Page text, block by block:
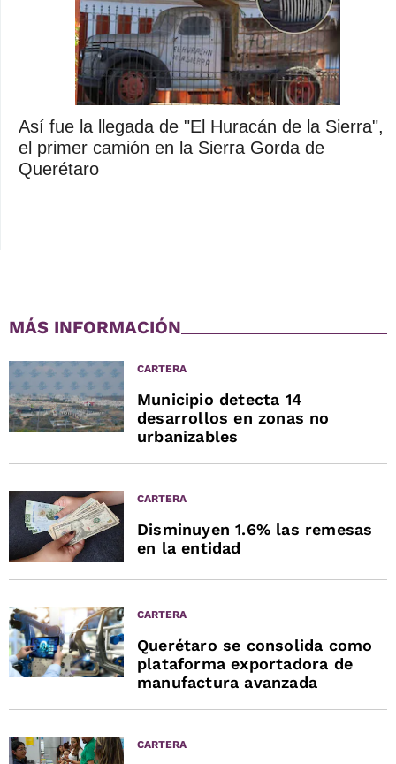
Así fue la llegada de "El Huracán de la Sierra",
el primer camión en la Sierra Gorda de
Querétaro
MÁS INFORMACIÓN
CARTERA
Municipio detecta 14
desarrollos en zonas no
urbanizables
CARTERA
Disminuyen 1.6% las remesas
en la entidad
CARTERA
Querétaro se consolida como
plataforma exportadora de
manufactura avanzada
CARTERA